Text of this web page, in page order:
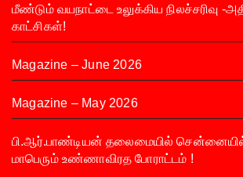
மீண்டும் வயநாட்டை உலுக்கிய நிலச்சரிவு -
காட்சிகள்!
Magazine – June 2026
Magazine – May 2026
பி.ஆர்.பாண்டியன் தலைமையில்
மாபெரும் உண்ணாவிரத போராட்டம் !